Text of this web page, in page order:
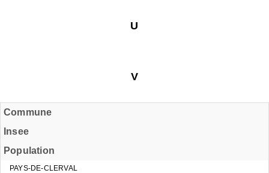
U
V
Commune
Insee
Population
PAYS-DE-CLERVAL